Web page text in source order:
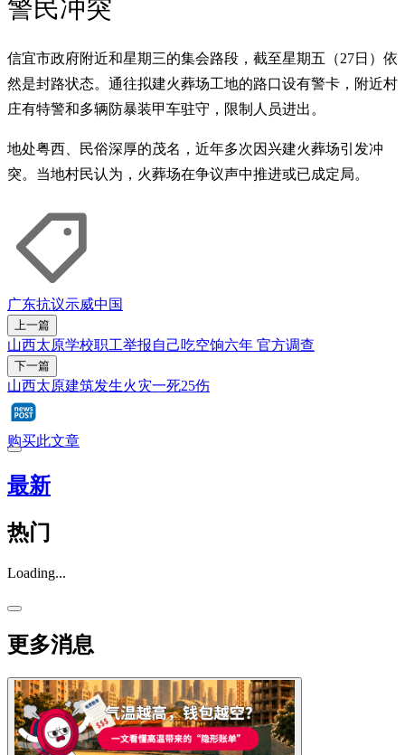
警民冲突
信宜市政府附近和星期三的集会路段，截至星期五（27日）依
然是封路状态。通往拟建火葬场工地的路口设有警卡，附近村
庄有特警和多辆防暴装甲车驻守，限制人员进出。
地处粤西、民俗深厚的茂名，近年多次因兴建火葬场引发冲
突。当地村民认为，火葬场在争议声中推进或已成定局。
广东抗议示威中国
上一篇
山西太原学校职工举报自己吃空饷六年 官方调查
下一篇
山西太原建筑发生火灾一死25伤
购买此文章
最新
热门
Loading...
更多消息